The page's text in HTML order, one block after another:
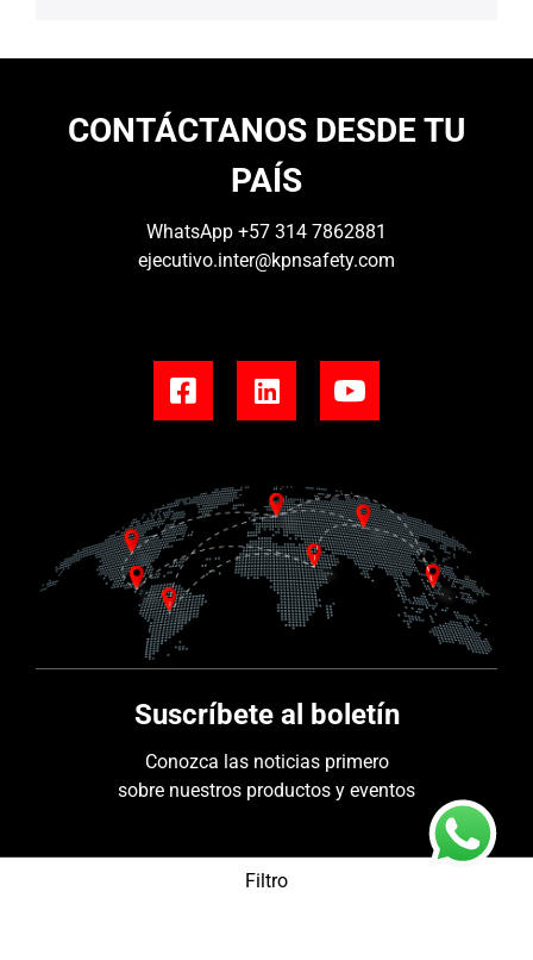
Filtro
CONTÁCTANOS DESDE TU
PAÍS
WhatsApp +57 314 7862881
ejecutivo.inter@kpnsafety.com
Suscríbete al boletín
Conozca las noticias primero
sobre nuestros productos y eventos